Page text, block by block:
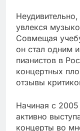
увлекся
Совмещая
он стал одним
пианистов в
концертных
отзывы
Начиная с
активно
концерты во